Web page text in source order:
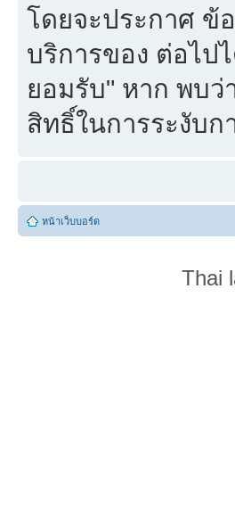
โดยจะประกาศ ข้
บริการของ ต่อไป
ยอมรับ" หาก พบว่
สิทธิ์ในการระงับก
หน้าเว็บบอร์ด
Thai